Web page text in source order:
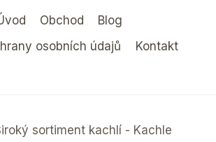
Obchod
Blog
osobních údajů
Kontakt
sortiment kachlí - Kachle